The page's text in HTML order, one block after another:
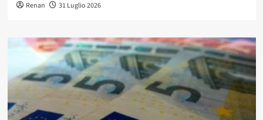
Renan 31 Luglio 2026